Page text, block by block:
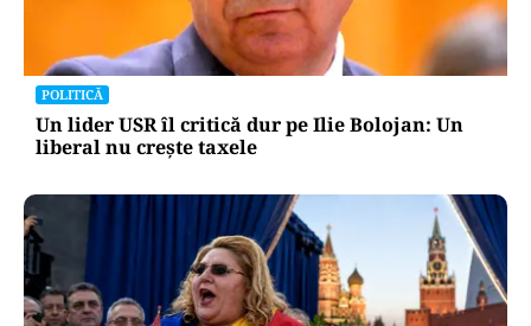
POLITICĂ
Un lider USR îl critică dur pe Ilie Bolojan: Un
liberal nu crește taxele